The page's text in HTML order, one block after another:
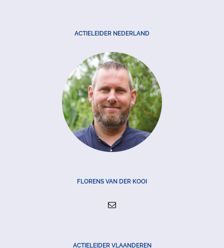
ACTIELEIDER NEDERLAND
FLORENS VAN DER KOOI
ACTIELEIDER VLAANDEREN